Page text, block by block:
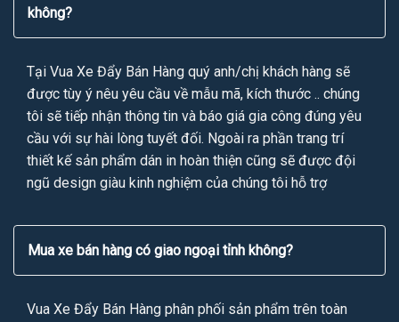
không?
Tại Vua Xe Đẩy Bán Hàng quý anh/chị khách hàng sẽ
được tùy ý nêu yêu cầu về mẫu mã, kích thước .. chúng
tôi sẽ tiếp nhận thông tin và báo giá gia công đúng yêu
cầu với sự hài lòng tuyết đối. Ngoài ra phần trang trí
thiết kế sản phẩm dán in hoàn thiện cũng sẽ được đội
ngũ design giàu kinh nghiệm của chúng tôi hỗ trợ
Mua xe bán hàng có giao ngoại tỉnh không?
Vua Xe Đẩy Bán Hàng phân phối sản phẩm trên toàn